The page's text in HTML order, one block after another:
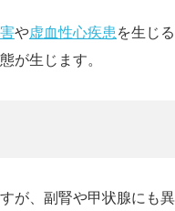
や虚血性心疾患を生じ
が生じます。
が、副腎や甲状腺にも